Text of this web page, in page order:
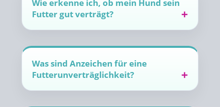
Wie erkenne ich, ob mein Hund sein
Futter gut verträgt?
Was sind Anzeichen für eine
Futterunverträglichkeit?